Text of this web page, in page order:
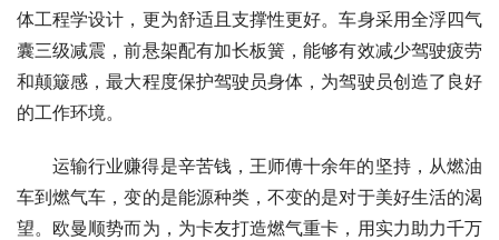
体工程学设计，更为舒适且支撑性更好。车身采用全浮四气
囊三级减震，前悬架配有加长板簧，能够有效减少驾驶疲劳
和颠簸感，最大程度保护驾驶员身体，为驾驶员创造了良好
的工作环境。
运输行业赚得是辛苦钱，王师傅十余年的坚持，从燃油
车到燃气车，变的是能源种类，不变的是对于美好生活的渴
望。欧曼顺势而为，为卡友打造燃气重卡，用实力助力千万